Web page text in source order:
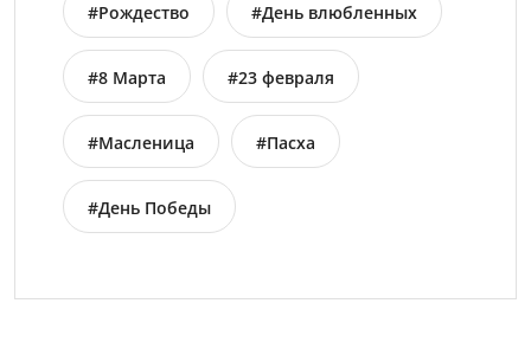
#Рождество #День влюбленных
#8 Марта #23 февраля
#Масленица #Пасха
#День Победы